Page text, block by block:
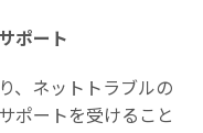
ポート
、ネットトラブルの
ポートを受けること